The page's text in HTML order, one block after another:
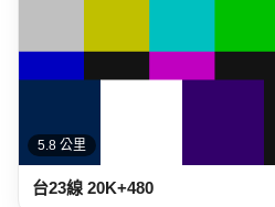
5.8 公里
台23線 20K+480